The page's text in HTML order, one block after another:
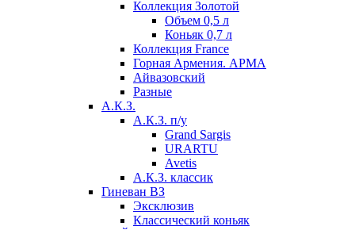
Коллекция Золотой
Объем 0,5 л
Коньяк 0,7 л
Коллекция France
Горная Армения. АРМА
Айвазовский
Разные
А.К.З.
А.К.З. п/у
Grand Sargis
URARTU
Avetis
А.К.З. классик
Гиневан ВЗ
Эксклюзив
Классический коньяк